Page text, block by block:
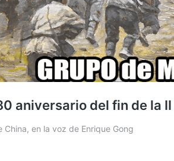
aniversario del fin de la
China, en la voz de Enrique Gong